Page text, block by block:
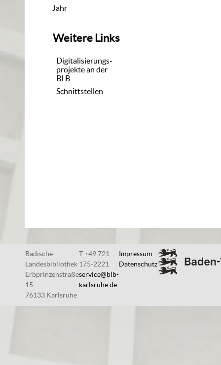
Jahr
Weitere Links
Digitalisierungs-
projekte an der
BLB
Schnittstellen
Badische
Landesbibliothek
Erbprinzenstraße
15
76133 Karlsruhe
T +49 721
175-2221
service@blb-
karlsruhe.de
Impressum
Datenschutz